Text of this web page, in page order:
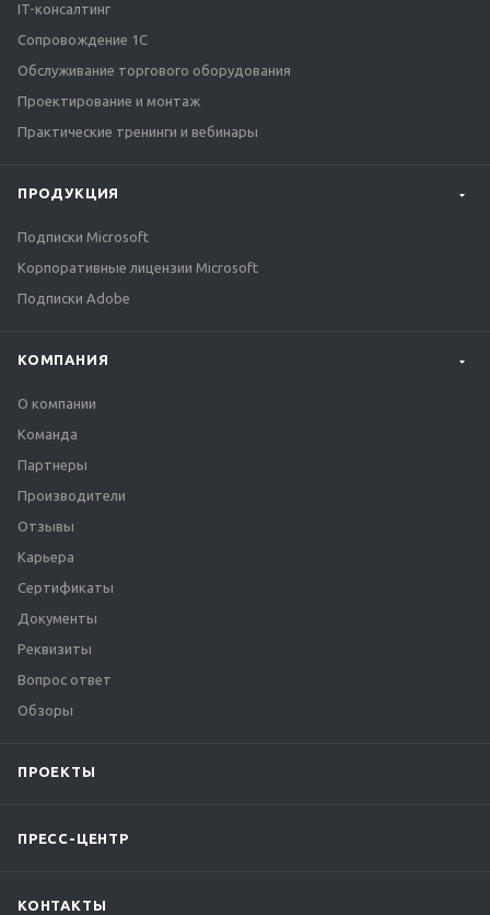
IT-консалтинг
Сопровождение 1С
Обслуживание торгового оборудования
Проектирование и монтаж
Практические тренинги и вебинары
ПРОДУКЦИЯ
Подписки Microsoft
Корпоративные лицензии Microsoft
Подписки Adobe
КОМПАНИЯ
О компании
Команда
Партнеры
Производители
Отзывы
Карьера
Сертификаты
Документы
Реквизиты
Вопрос ответ
Обзоры
ПРОЕКТЫ
ПРЕСС-ЦЕНТР
КОНТАКТЫ